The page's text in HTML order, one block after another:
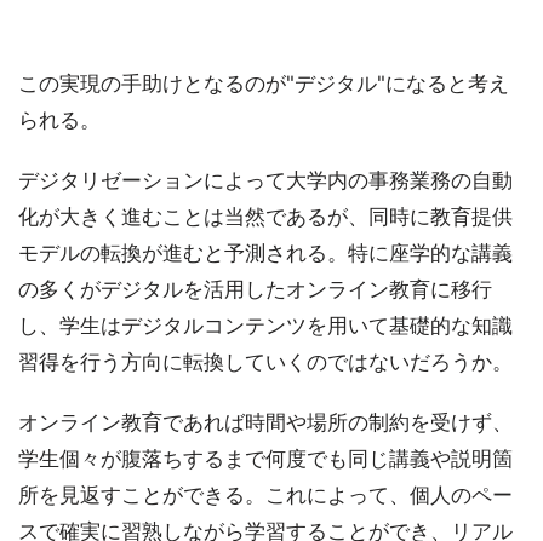
この実現の手助けとなるのが"デジタル"になると考え
られる。
デジタリゼーションによって大学内の事務業務の自動
化が大きく進むことは当然であるが、同時に教育提供
モデルの転換が進むと予測される。特に座学的な講義
の多くがデジタルを活用したオンライン教育に移行
し、学生はデジタルコンテンツを用いて基礎的な知識
習得を行う方向に転換していくのではないだろうか。
オンライン教育であれば時間や場所の制約を受けず、
学生個々が腹落ちするまで何度でも同じ講義や説明箇
所を見返すことができる。これによって、個人のペー
スで確実に習熟しながら学習することができ、リアル